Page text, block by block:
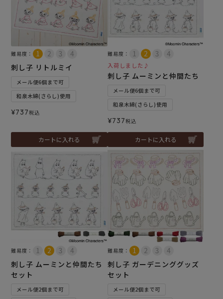
難易度：
刺し子 リトルミイ
メール便6個まで可
和泉木綿(さらし)使用
¥737税込
カートに入れる
難易度：
入荷しました♪
刺し子 ムーミンと仲間たち
メール便6個まで可
和泉木綿(さらし)使用
¥737税込
カートに入れる
難易度：
刺し子 ムーミンと仲間たち
セット
メール便2個まで可
難易度：
刺し子 ガーデニンググッズ
セット
メール便2個まで可